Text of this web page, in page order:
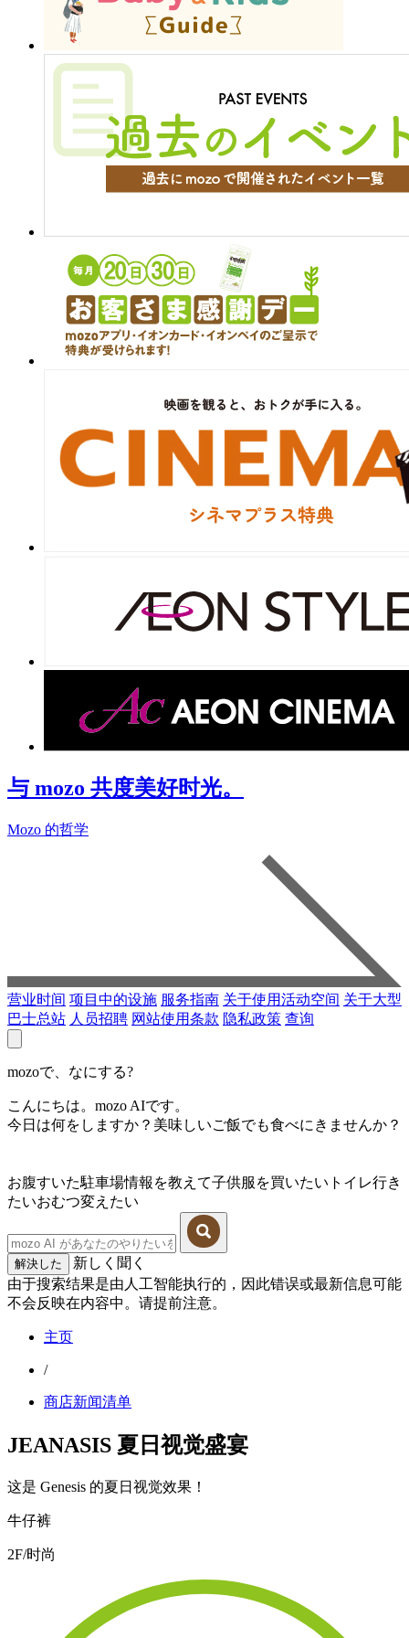
与 mozo 共度美好时光。
Mozo 的哲学
营业时间 项目中的设施 服务指南 关于使用活动空间 关于大型
巴士总站 人员招聘 网站使用条款 隐私政策 查询
mozoで、なにする?
こんにちは。mozo AIです。
今日は何をしますか？美味しいご飯でも食べにきませんか？
お腹すいた駐車場情報を教えて子供服を買いたい トイレ行き
たいおむつ変えたい
解決した
新しく聞く
由于搜索结果是由人工智能执行的，因此错误或最新信息可能
不会反映在内容中。请提前注意。
主页
/
商店新闻清单
JEANASIS 夏日视觉盛宴
这是 Genesis 的夏日视觉效果！
牛仔裤
2F/时尚